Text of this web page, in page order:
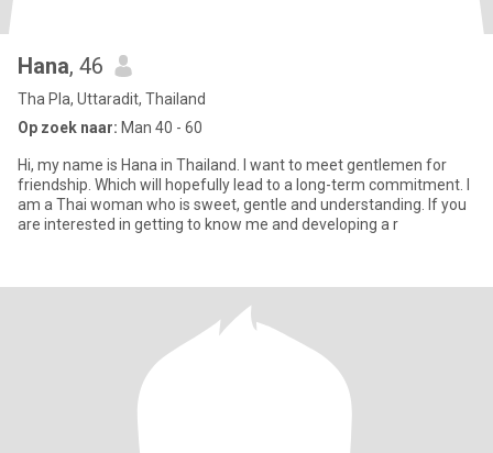
Hana, 46
Tha Pla, Uttaradit, Thailand
Op zoek naar: Man 40 - 60
Hi, my name is Hana in Thailand. I want to meet gentlemen for
friendship. Which will hopefully lead to a long-term commitment. I
am a Thai woman who is sweet, gentle and understanding. If you
are interested in getting to know me and developing a r